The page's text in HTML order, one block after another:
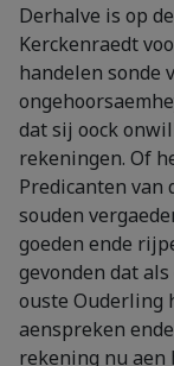
Derhalve is op
Kerckenraedt
handelen sonde
dat sij oock
rekeningen. Of
Predicanten van
souden
goeden ende
gevonden dat
ouste Ouderling
aenspreken
rekening nu aen